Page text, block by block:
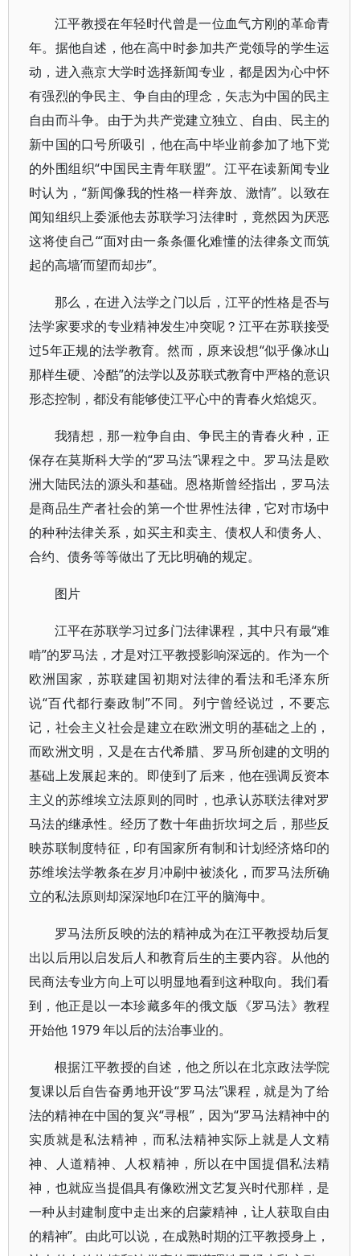
江平教授在年轻时代曾是一位血气方刚的革命青
年。据他自述，他在高中时参加共产党领导的学生运
动，进入燕京大学时选择新闻专业，都是因为心中怀
有强烈的争民主、争自由的理念，矢志为中国的民主
自由而斗争。由于为共产党建立独立、自由、民主的
新中国的口号所吸引，他在高中毕业前参加了地下党
的外围组织“中国民主青年联盟”。江平在读新闻专业
时认为，“新闻像我的性格一样奔放、激情”。以致在
闻知组织上委派他去苏联学习法律时，竟然因为厌恶
这将使自己“‘面对由一条条僵化难懂的法律条文而筑
起的高墙’而望而却步”。
那么，在进入法学之门以后，江平的性格是否与
法学家要求的专业精神发生冲突呢？江平在苏联接受
过5年正规的法学教育。然而，原来设想“似乎像冰山
那样生硬、冷酷”的法学以及苏联式教育中严格的意识
形态控制，都没有能够使江平心中的青春火焰熄灭。
我猜想，那一粒争自由、争民主的青春火种，正
保存在莫斯科大学的“罗马法”课程之中。罗马法是欧
洲大陆民法的源头和基础。恩格斯曾经指出，罗马法
是商品生产者社会的第一个世界性法律，它对市场中
的种种法律关系，如买主和卖主、债权人和债务人、
合约、债务等等做出了无比明确的规定。
图片
江平在苏联学习过多门法律课程，其中只有最“难
啃”的罗马法，才是对江平教授影响深远的。作为一个
欧洲国家，苏联建国初期对法律的看法和毛泽东所
说“百代都行秦政制”不同。列宁曾经说过，不要忘
记，社会主义社会是建立在欧洲文明的基础之上的，
而欧洲文明，又是在古代希腊、罗马所创建的文明的
基础上发展起来的。即使到了后来，他在强调反资本
主义的苏维埃立法原则的同时，也承认苏联法律对罗
马法的继承性。经历了数十年曲折坎坷之后，那些反
映苏联制度特征，印有国家所有制和计划经济烙印的
苏维埃法学教条在岁月冲刷中被淡化，而罗马法所确
立的私法原则却深深地印在江平的脑海中。
罗马法所反映的法的精神成为在江平教授劫后复
出以后用以启发后人和教育后生的主要内容。从他的
民商法专业方向上可以明显地看到这种取向。我们看
到，他正是以一本珍藏多年的俄文版《罗马法》教程
开始他 1979 年以后的法治事业的。
根据江平教授的自述，他之所以在北京政法学院
复课以后自告奋勇地开设“罗马法”课程，就是为了给
法的精神在中国的复兴“寻根”，因为“罗马法精神中的
实质就是私法精神，而私法精神实际上就是人文精
神、人道精神、人权精神，所以在中国提倡私法精
神，也就应当提倡具有像欧洲文艺复兴时代那样，是
一种从封建制度中走出来的启蒙精神，让人获取自由
的精神”。由此可以说，在成熟时期的江平教授身上，